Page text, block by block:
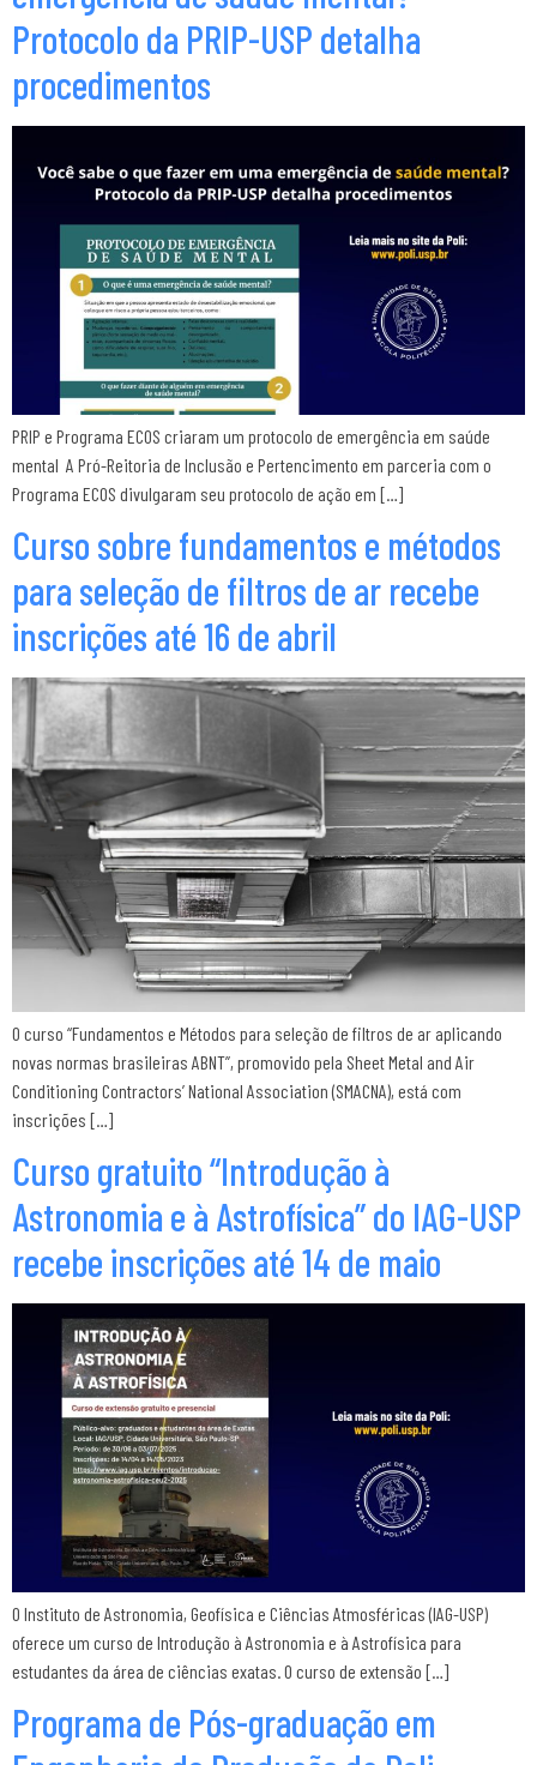
Protocolo da PRIP-USP detalha
procedimentos
PRIP e Programa ECOS criaram um protocolo de emergência em saúde
mental A Pró-Reitoria de Inclusão e Pertencimento em parceria com o
Programa ECOS divulgaram seu protocolo de ação em […]
Curso sobre fundamentos e métodos
para seleção de filtros de ar recebe
inscrições até 16 de abril
O curso “Fundamentos e Métodos para seleção de filtros de ar aplicando
novas normas brasileiras ABNT”, promovido pela Sheet Metal and Air
Conditioning Contractors’ National Association (SMACNA), está com
inscrições […]
Curso gratuito “Introdução à
Astronomia e à Astrofísica” do IAG-USP
recebe inscrições até 14 de maio
O Instituto de Astronomia, Geofísica e Ciências Atmosféricas (IAG-USP)
oferece um curso de Introdução à Astronomia e à Astrofísica para
estudantes da área de ciências exatas. O curso de extensão […]
Programa de Pós-graduação em